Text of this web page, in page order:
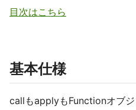
目次はこちら
基本仕様
callもapplyもFunctionオブ